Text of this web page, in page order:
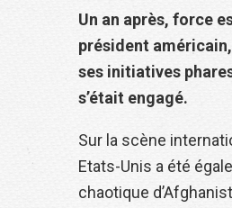
Un an après, force
président
ses initiatives
s’était engagé.
Sur la scène
Etats-Unis a été
chaotique